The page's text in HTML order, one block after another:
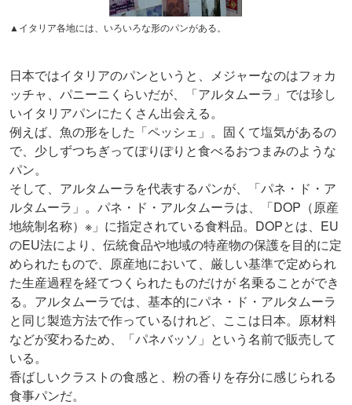
▲イタリア各地には、いろいろな形のパンがある。
日本ではイタリアのパンというと、メジャーなのはフォカ
ッチャ、パニーニくらいだが、「アルタムーラ」では珍し
いイタリアパンにたくさん出会える。
例えば、魚の形をした「ペッシェ」。固くて塩気があるの
で、少しずつちぎってぽりぽりと食べるおつまみのような
パン。
そして、アルタムーラを代表するパンが、「パネ・ド・ア
ルタムーラ」。パネ・ド・アルタムーラは、「DOP（原産
地統制名称）※」に指定されている食料品。DOPとは、EU
のEU法により、伝統食品や地域の特産物の保護を目的に定
められたもので、原産地において、厳しい基準で定められ
た生産過程を経てつくられたものだけが 名乗ることができ
る。アルタムーラでは、基本的にパネ・ド・アルタムーラ
と同じ製造方法で作っているけれど、ここは日本。原材料
などが変わるため、「パネバッソ」という名前で販売して
いる。
香ばしいクラストの食感と、粉の香りを存分に感じられる
食事パンだ。